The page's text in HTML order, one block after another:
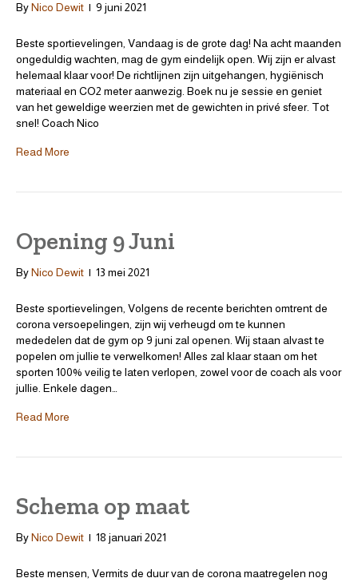
ByNico Dewit | 9 juni 2021
Beste sportievelingen, Vandaag is de grote dag! Na acht maanden
ongeduldig wachten, mag de gym eindelijk open. Wij zijn er alvast
helemaal klaar voor! De richtlijnen zijn uitgehangen, hygiënisch
materiaal en CO2 meter aanwezig. Boek nu je sessie en geniet
van het geweldige weerzien met de gewichten in privé sfeer. Tot
snel! Coach Nico
Read More
Opening 9 Juni
ByNico Dewit | 13 mei 2021
Beste sportievelingen, Volgens de recente berichten omtrent de
corona versoepelingen, zijn wij verheugd om te kunnen
mededelen dat de gym op 9 juni zal openen. Wij staan alvast te
popelen om jullie te verwelkomen! Alles zal klaar staan om het
sporten 100% veilig te laten verlopen, zowel voor de coach als voor
jullie. Enkele dagen…
Read More
Schema op maat
ByNico Dewit | 18 januari 2021
Beste mensen, Vermits de duur van de corona maatregelen nog